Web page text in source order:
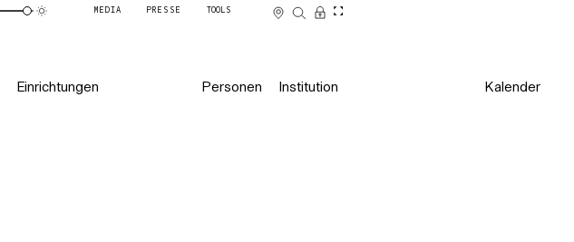
MEDIA PRESSE TOOLS
Einrichtungen Personen Institution Kalender